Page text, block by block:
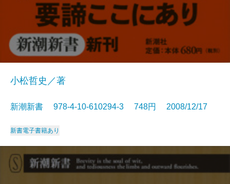
小松哲史／著
新潮新書 978-4-10-610294-3 748円 2008/12/17
新書電子書籍あり